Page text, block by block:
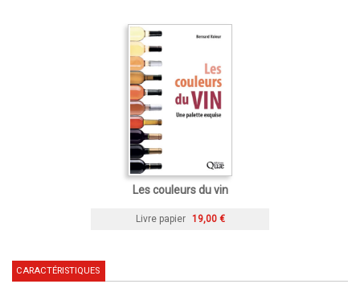
Les couleurs du vin
Livre papier 19,00 €
CARACTÉRISTIQUES